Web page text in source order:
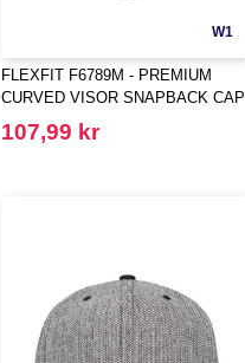
W1
FLEXFIT F6789M - PREMIUM
CURVED VISOR SNAPBACK CAP
107,99 kr